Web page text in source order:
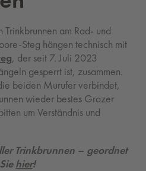
Trinkbrunnen am Rad- und
Steg hängen technisch mit
, der seit 7. Juli 2023
gesperrt ist, zusammen.
beiden Murufer verbindet,
wieder bestes Grazer
um Verständnis und
Trinkbrunnen – geordnet
hier!